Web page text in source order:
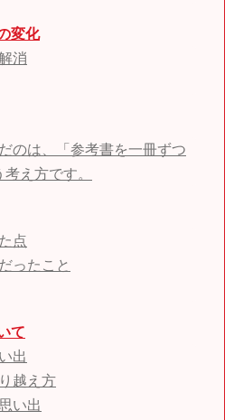
変化
消
のは、「参考書を一冊ずつ
え方です。
点
ったこと
て
出
越え方
い出